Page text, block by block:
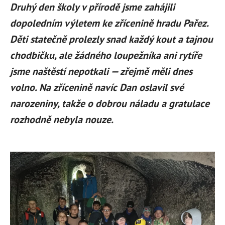
Druhý den školy v přírodě jsme zahájili
dopoledním výletem ke zřícenině hradu Pařez.
Děti statečně prolezly snad každý kout a tajnou
chodbičku, ale žádného loupežníka ani rytíře
jsme naštěstí nepotkali — zřejmě měli dnes
volno. Na zřícenině navíc Dan oslavil své
narozeniny, takže o dobrou náladu a gratulace
rozhodně nebyla nouze.